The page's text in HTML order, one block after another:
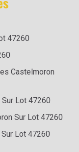
47260
Castelmoron
Lot 47260
Sur Lot 47260
Lot 47260